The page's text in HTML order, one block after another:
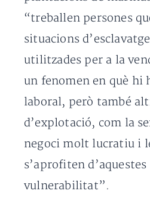
“treballen persones
situacions
utilitzades per a la
un fenomen en què hi
laboral, però també
d’explotació, com la
negoci molt lucratiu i
s’aprofiten
vulnerabilitat”.